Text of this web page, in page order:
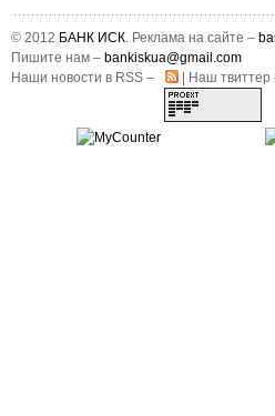
© 2012 БАНК ИСК. Реклама на сайте –
Пишите нам – bankiskua@gmail.com
Наши новости в RSS –
| Наш твиттер